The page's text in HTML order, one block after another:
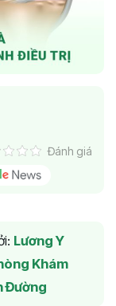
Đánh giá
Lương Y
Khám
Đường